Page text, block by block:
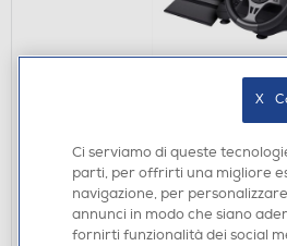
TRUST - GXT289 MOVI
€ 89,90
Acquisto online:disponibile
Ritiro in negozio in 30' gratuito:
Ci serviamo di queste
parti, per offrirti una migliore
navigazione, per
annunci in modo che siano
fornirti funzionalità dei social
X